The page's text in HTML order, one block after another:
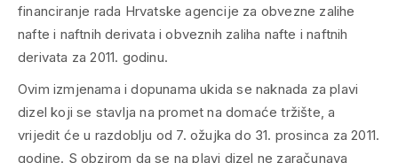
financiranje rada Hrvatske agencije za obvezne zalihe
nafte i naftnih derivata i obveznih zaliha nafte i naftnih
derivata za 2011. godinu.
Ovim izmjenama i dopunama ukida se naknada za plavi
dizel koji se stavlja na promet na domaće tržište, a
vrijedit će u razdoblju od 7. ožujka do 31. prosinca za 2011.
godine. S obzirom da se na plavi dizel ne zaračunava